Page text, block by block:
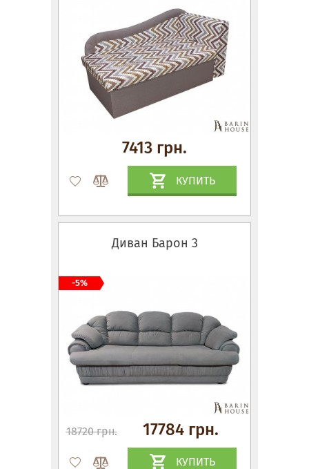
7413 грн.
КУПИТЬ
Диван Барон 3
18720 грн. 17784 грн.
КУПИТЬ
-5%